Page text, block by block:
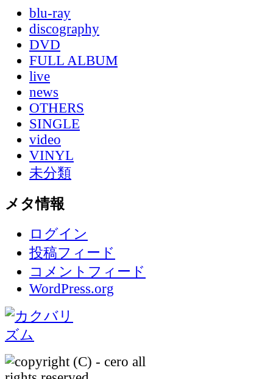
blu-ray
discography
DVD
FULL ALBUM
live
news
OTHERS
SINGLE
video
VINYL
未分類
メタ情報
ログイン
投稿フィード
コメントフィード
WordPress.org